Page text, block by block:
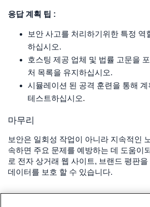
응답 계획 팁 :
보안 사고를 처리하기위한 특정 역
하십시오.
호스팅 제공 업체 및 법률 고문을
처 목록을 유지하십시오.
시뮬레이션 된 공격 훈련을 통해
테스트하십시오.
마무리
보안은 일회성 작업이 아니라 지속적인
속하면 주요 문제를 예방하는 데 도움이
로 전자 상거래 웹 사이트, 브랜드 평판을
데이터를 보호 할 수 있습니다.